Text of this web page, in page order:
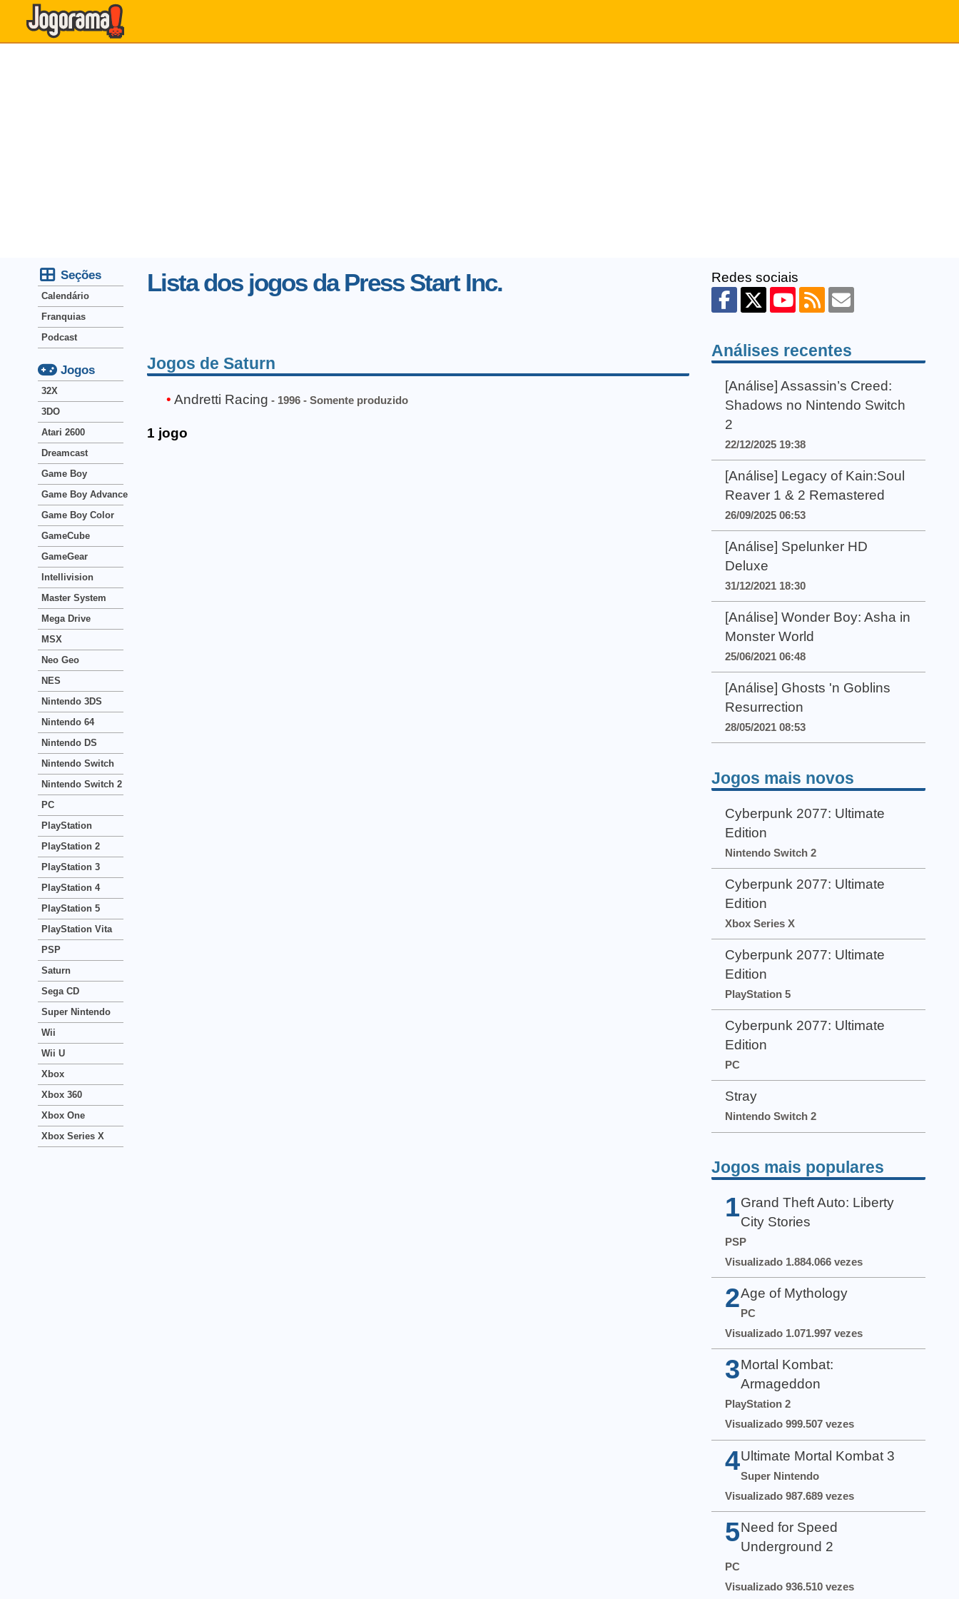
Lista dos jogos da Press Start Inc.
Jogos de Saturn
Andretti Racing - 1996 - Somente produzido
1 jogo
Seções
Calendário
Franquias
Podcast
Jogos
32X
3DO
Atari 2600
Dreamcast
Game Boy
Game Boy Advance
Game Boy Color
GameCube
GameGear
Intellivision
Master System
Mega Drive
MSX
Neo Geo
NES
Nintendo 3DS
Nintendo 64
Nintendo DS
Nintendo Switch
Nintendo Switch 2
PC
PlayStation
PlayStation 2
PlayStation 3
PlayStation 4
PlayStation 5
PlayStation Vita
PSP
Saturn
Sega CD
Super Nintendo
Wii
Wii U
Xbox
Xbox 360
Xbox One
Xbox Series X
Redes sociais
Análises recentes
[Análise] Assassin’s Creed:
Shadows no Nintendo Switch
2
22/12/2025 19:38
[Análise] Legacy of Kain:Soul
Reaver 1 & 2 Remastered
26/09/2025 06:53
[Análise] Spelunker HD
Deluxe
31/12/2021 18:30
[Análise] Wonder Boy: Asha in
Monster World
25/06/2021 06:48
[Análise] Ghosts 'n Goblins
Resurrection
28/05/2021 08:53
Jogos mais novos
Cyberpunk 2077: Ultimate
Edition
Nintendo Switch 2
Cyberpunk 2077: Ultimate
Edition
Xbox Series X
Cyberpunk 2077: Ultimate
Edition
PlayStation 5
Cyberpunk 2077: Ultimate
Edition
PC
Stray
Nintendo Switch 2
Jogos mais populares
1 Grand Theft Auto: Liberty
City Stories
PSP
Visualizado 1.884.066 vezes
2Age of Mythology
PC
Visualizado 1.071.997 vezes
3 Mortal Kombat:
Armageddon
PlayStation 2
Visualizado 999.507 vezes
4 Ultimate Mortal Kombat 3
Super Nintendo
Visualizado 987.689 vezes
5 Need for Speed
Underground 2
PC
Visualizado 936.510 vezes